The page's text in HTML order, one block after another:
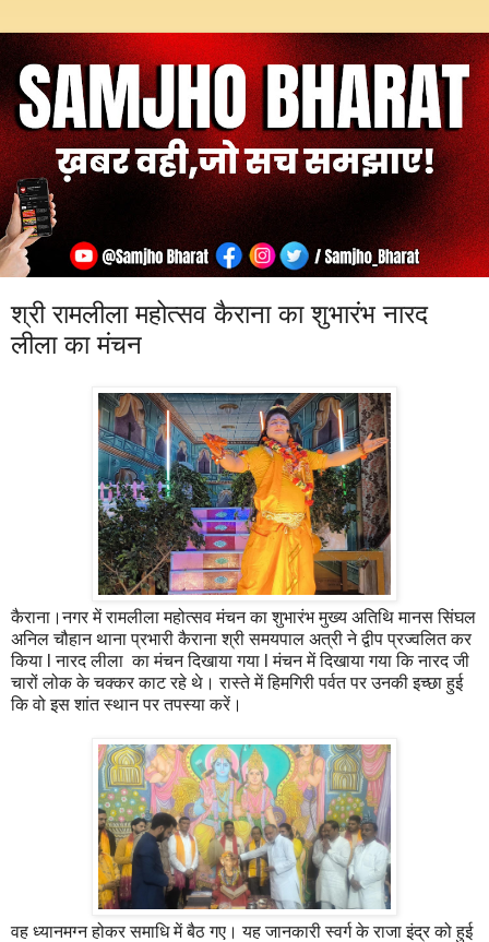
श्री रामलीला महोत्सव कैराना का शुभारंभ नारद
लीला का मंचन
कैराना।नगर में रामलीला महोत्सव मंचन का शुभारंभ मुख्य अतिथि मानस सिंघल
अनिल चौहान थाना प्रभारी कैराना श्री समयपाल अत्री ने द्वीप प्रज्वलित कर
किया l नारद लीला का मंचन दिखाया गया l मंचन में दिखाया गया कि नारद जी
चारों लोक के चक्कर काट रहे थे। रास्ते में हिमगिरी पर्वत पर उनकी इच्छा हुई
कि वो इस शांत स्थान पर तपस्या करें।
वह ध्यानमग्न होकर समाधि में बैठ गए। यह जानकारी स्वर्ग के राजा इंद्र को हुई